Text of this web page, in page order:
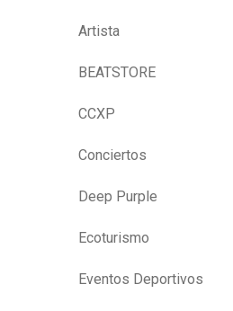
Artista
BEATSTORE
CCXP
Conciertos
Deep Purple
Ecoturismo
Eventos Deportivos